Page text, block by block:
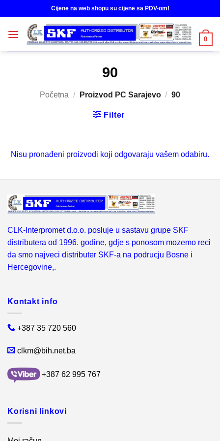
to
content
Cijene na web shopu su cijene sa PDV-om!
0
90
Početna / Proizvod PC Sarajevo / 90
Filter
Nisu pronađeni proizvodi koji odgovaraju vašem odabiru.
CLK-Interpromet d.o.o. posluje u sastavu grupe SKF
distributera od 1996. godine, gdje s ponosom mozemo reci
da smo najveci distributer SKF-a na podrucju Bosne i
Hercegovine,.
Kontakt info
+387 35 720 560
clkm@bih.net.ba
+387 62 995 767
Korisni linkovi